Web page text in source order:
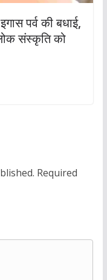
पर्व की बधाई,
संस्कृति को
Required